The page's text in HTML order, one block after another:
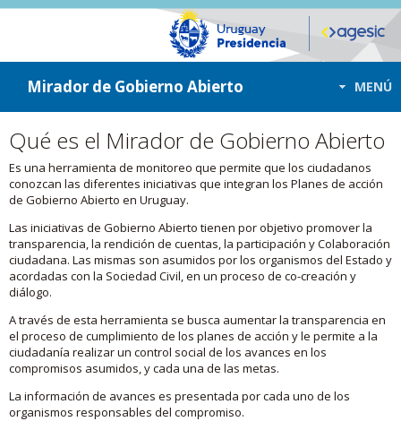
ir a contenido
ir al menú
Mirador de Gobierno Abierto MENÚ
Qué es el Mirador de Gobierno Abierto
Es una herramienta de monitoreo que permite que los ciudadanos
conozcan las diferentes iniciativas que integran los Planes de acción
de Gobierno Abierto en Uruguay.
Las iniciativas de Gobierno Abierto tienen por objetivo promover la
transparencia, la rendición de cuentas, la participación y Colaboración
ciudadana. Las mismas son asumidos por los organismos del Estado y
acordadas con la Sociedad Civil, en un proceso de co-creación y
diálogo.
A través de esta herramienta se busca aumentar la transparencia en
el proceso de cumplimiento de los planes de acción y le permite a la
ciudadanía realizar un control social de los avances en los
compromisos asumidos, y cada una de las metas.
La información de avances es presentada por cada uno de los
organismos responsables del compromiso.